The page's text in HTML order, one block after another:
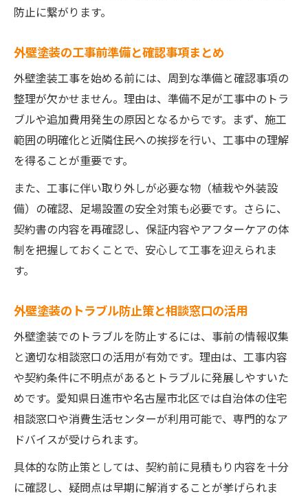
防止に繋がります。
外壁塗装の工事前準備と確認事項まとめ
外壁塗装工事を始める前には、周到な準備と確認事項の
整理が欠かせません。理由は、準備不足が工事中のトラ
ブルや追加費用発生の原因となるからです。まず、施工
範囲の明確化と近隣住民への挨拶を行い、工事中の理解
を得ることが重要です。
また、工事に伴い取り外しが必要な物（植栽や外装設
備）の確認、足場設置の安全対策も必要です。さらに、
契約書の内容を再確認し、保証内容やアフターケアの体
制を把握しておくことで、安心して工事を迎えられま
す。
外壁塗装のトラブル防止策と相談窓口の活用
外壁塗装でのトラブルを防止するには、事前の情報収集
と適切な相談窓口の活用が有効です。理由は、工事内容
や契約条件に不明点があるとトラブルに発展しやすいた
めです。愛知県日進市や名古屋市北区では自治体の住宅
相談窓口や消費生活センターが利用可能で、専門的なア
ドバイスが受けられます。
具体的な防止策としては、契約前に見積もり内容を十分
に確認し、疑問点は早期に解消することが挙げられま